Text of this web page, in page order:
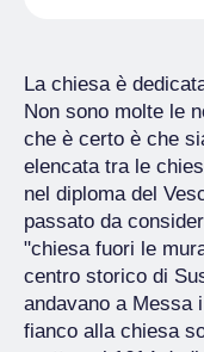
La chiesa è
Non sono molte le
che è certo è che
elencata tra le
nel diploma del
passato da
"chiesa fuori le
centro storico di
andavano a Messa
fianco alla chiesa